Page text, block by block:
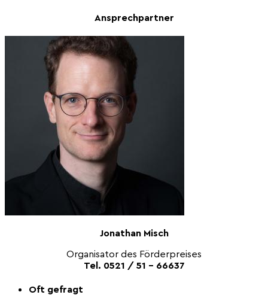
Ansprechpartner
Jonathan Misch
Organisator des Förderpreises
Tel. 0521 / 51 – 66637
Oft gefragt